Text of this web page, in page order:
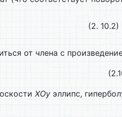
(2. 10.2)
от члена с
XOy эллипс,